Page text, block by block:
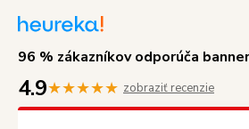
96 % zákazníkov odporúča
4.9★★★★★ zobraziť recenzie